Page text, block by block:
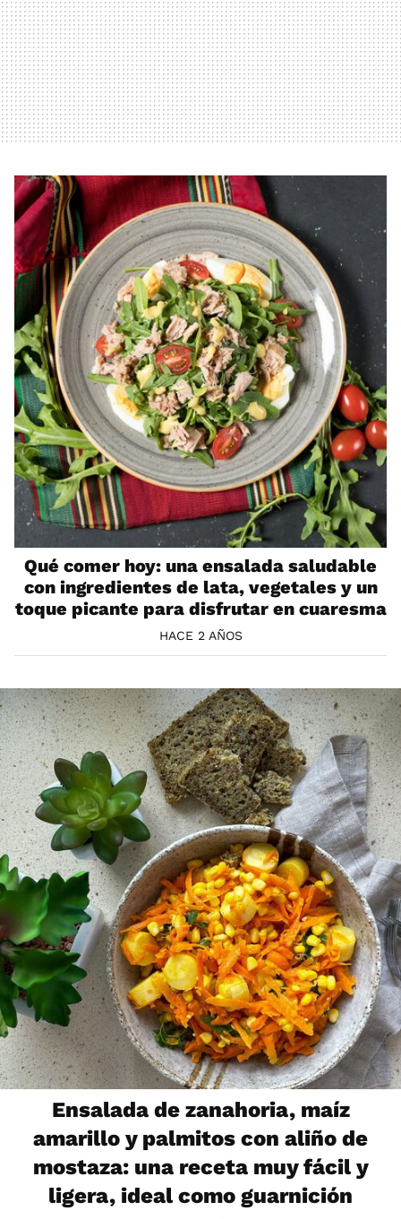
Qué comer hoy: una ensalada saludable
con ingredientes de lata, vegetales y un
toque picante para disfrutar en cuaresma
HACE 2 AÑOS
Ensalada de zanahoria, maíz
amarillo y palmitos con aliño de
mostaza: una receta muy fácil y
ligera, ideal como guarnición